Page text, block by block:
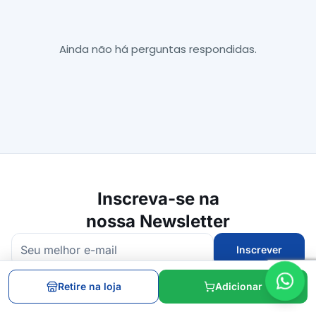
Ainda não há perguntas respondidas.
Inscreva-se na
nossa Newsletter
Inscrever
Receba promoções, lançamentos e dicas diretamente no seu e-mail.
Retire na loja Adicionar